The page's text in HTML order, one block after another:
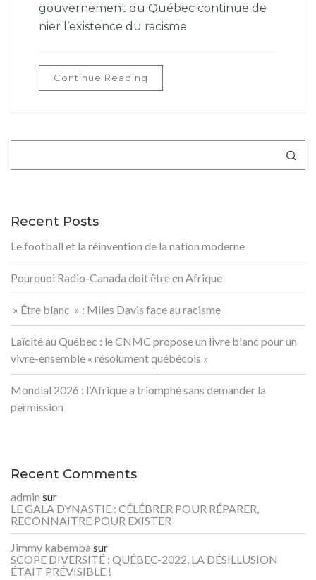
gouvernement du Québec continue de
nier l’existence du racisme
Continue Reading
Recent Posts
Le football et la réinvention de la nation moderne
Pourquoi Radio-Canada doit être en Afrique
» Être blanc » : Miles Davis face au racisme
Laïcité au Québec : le CNMC propose un livre blanc pour un
vivre-ensemble « résolument québécois »
Mondial 2026 : l’Afrique a triomphé sans demander la
permission
Recent Comments
admin sur
LE GALA DYNASTIE : CÉLÉBRER POUR RÉPARER,
RECONNAITRE POUR EXISTER
Jimmy kabemba sur
SCOPE DIVERSITÉ : QUÉBEC-2022, LA DÉSILLUSION
ÉTAIT PRÉVISIBLE !